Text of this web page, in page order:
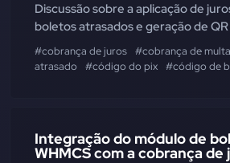
Discussão sobre a aplicação de
boletos atrasados e geração de
#cobrança de juros #cobrança de
atrasado
#código do pix #código de
Integração do módulo de
WHMCS com a cobrança de